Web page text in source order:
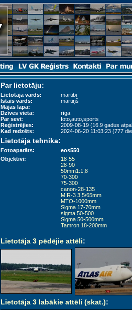
Par lietotāju:
Lietotāja vārds:
martibi
Īstais vārds:
mārtiņš
Mājas lapa:
Dzīves vieta:
rīga
Par sevi:
foto,auto,sports
Reģistrējies:
2009-08-19 (16.9 gadus
Kad redzēts:
2024-06-20 11:03:23 (777
Lietotāja tehnika:
Fotoaparāts:
eos550
Objektīvi:
18-55
28-90
50mm1:1,8
70-300
75-300
canon-28-135
MIR-3 3,5/65mm
MTO-1000mm
Sigma 17-70mm
sigma 50-500
Sigma 50-500mm
Tamron 18-200mm
Lietotāja 3 pēdējie attēli:
Lietotāja 3 labākie attēli (skat.):